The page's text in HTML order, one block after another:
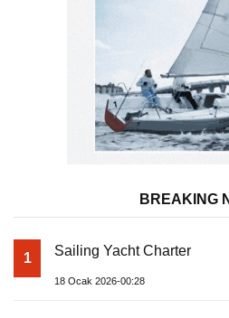
BREAKING
1 Sailing Yacht Charter
18 Ocak 2026-00:28